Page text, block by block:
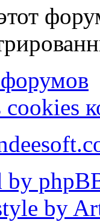
cookies
by
by